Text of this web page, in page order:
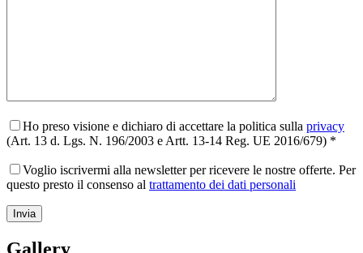
Ho preso visione e dichiaro di accettare la politica sulla privacy
(Art. 13 d. Lgs. N. 196/2003 e Artt. 13-14 Reg. UE 2016/679) *
Voglio iscrivermi alla newsletter per ricevere le nostre offerte. Per
questo presto il consenso al trattamento dei dati personali